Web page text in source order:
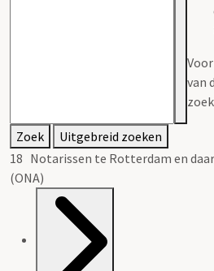
van
Zoek
Uitgebreid zoeken
18 Notarissen te Rotterdam en
(ONA)